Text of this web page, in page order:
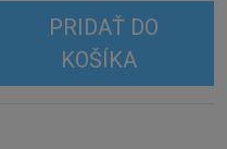
PRIDAŤ DO
KOŠÍKA